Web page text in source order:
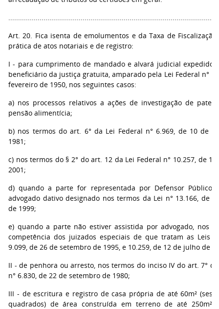
Art. 20. Fica isenta de emolumentos e da Taxa de
prática de atos notariais e de registro:
I - para cumprimento de mandado e alvará judicial expedido
beneficiário da justiça gratuita, amparado pela Lei Federal n°
fevereiro de 1950, nos seguintes casos:
a) nos processos relativos a ações de investigação de
pensão alimentícia;
b) nos termos do art. 6° da Lei Federal n° 6.969, de 10 de
1981;
c) nos termos do § 2° do art. 12 da Lei Federal n° 10.257, de
2001;
d) quando a parte for representada por Defensor Público
advogado dativo designado nos termos da Lei n° 13.166, de
de 1999;
e) quando a parte não estiver assistida por advogado, nos
competência dos juizados especiais de que tratam as Leis
9.099, de 26 de setembro de 1995, e 10.259, de 12 de julho de
II - de penhora ou arresto, nos termos do inciso IV do art. 7°
n° 6.830, de 22 de setembro de 1980;
III - de escritura e registro de casa própria de até 60m²
quadrados) de área construída em terreno de até 250m²